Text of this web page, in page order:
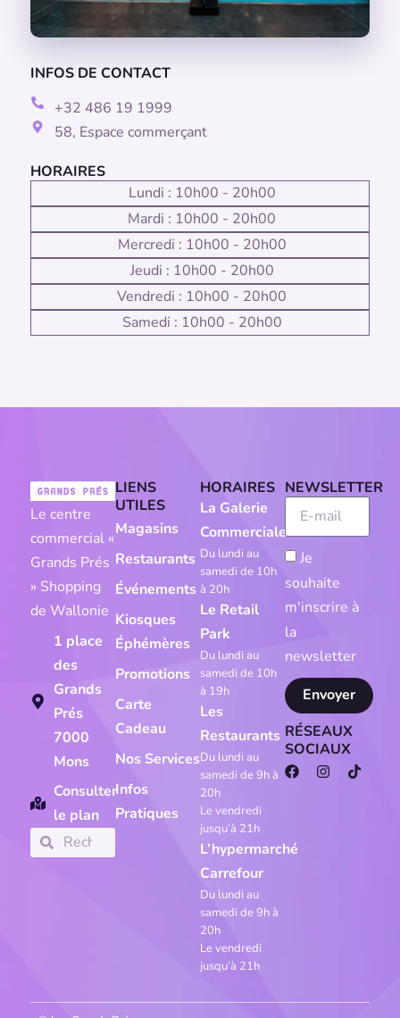
INFOS DE CONTACT
+32 486 19 1999
58, Espace commerçant
HORAIRES
Lundi : 10h00 - 20h00
Mardi : 10h00 - 20h00
Mercredi : 10h00 - 20h00
Jeudi : 10h00 - 20h00
Vendredi : 10h00 - 20h00
Samedi : 10h00 - 20h00
Le centre
commercial «
Grands Prés
» Shopping
de Wallonie
1 place
des
Grands
Prés
7000
Mons
Consulter
le plan
LIENS
UTILES
Magasins
Restaurants
Événements
Kiosques
Éphémères
Promotions
Carte
Cadeau
Nos Services
Infos
Pratiques
HORAIRES
La Galerie
Commerciale
Du lundi au
samedi de 10h
à 20h
Le Retail
Park
Du lundi au
samedi de 10h
à 19h
Les
Restaurants
Du lundi au
samedi de 9h à
20h
Le vendredi
jusqu’à 21h
L’hypermarché
Carrefour
Du lundi au
samedi de 9h à
20h
Le vendredi
jusqu’à 21h
NEWSLETTER
Je
souhaite
m'inscrire à
la
newsletter
Envoyer
RÉSEAUX
SOCIAUX